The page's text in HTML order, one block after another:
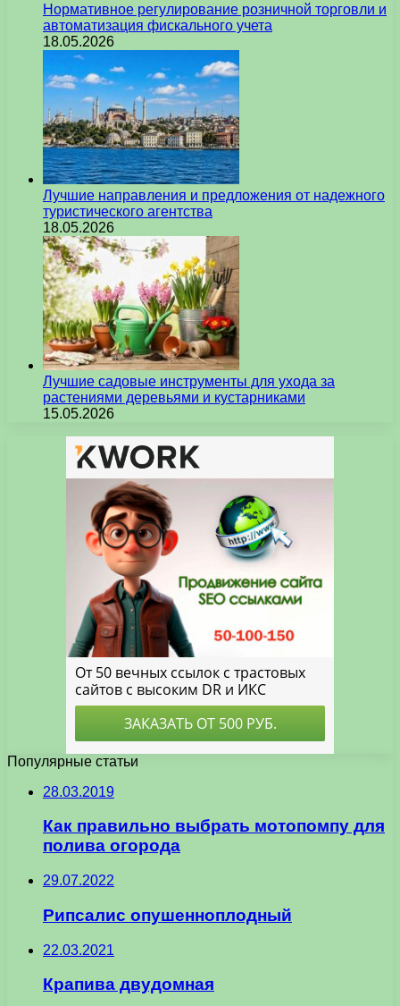
Нормативное регулирование розничной торговли и
автоматизация фискального учета
18.05.2026
Лучшие направления и предложения от надежного
туристического агентства
18.05.2026
Лучшие садовые инструменты для ухода за
растениями деревьями и кустарниками
15.05.2026
Популярные статьи
28.03.2019
Как правильно выбрать мотопомпу для
полива огорода
29.07.2022
Рипсалис опушенноплодный
22.03.2021
Крапива двудомная